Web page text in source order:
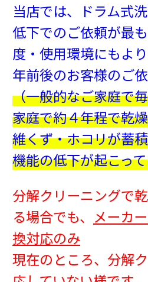
当店では、ドラム式
低下でのご依頼が最も
度・使用環境にもよ
年前後のお客様のご依
（一般的なご家庭で
家庭で約４年程で乾
維くず・ホコリが蓄
機能の低下が起こっ
分解クリーニングで
る場合でも、 メーカ
換対応のみ
現在のところ、分解